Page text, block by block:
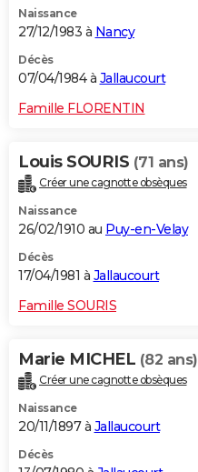
Naissance
27/12/1983 à Nancy
Décès
07/04/1984 à Jallaucourt
Famille FLORENTIN
Louis SOURIS (71 ans)
Créer une cagnotte obsèques
Naissance
26/02/1910 au Puy-en-Velay
Décès
17/04/1981 à Jallaucourt
Famille SOURIS
Marie MICHEL (82 ans)
Créer une cagnotte obsèques
Naissance
20/11/1897 à Jallaucourt
Décès